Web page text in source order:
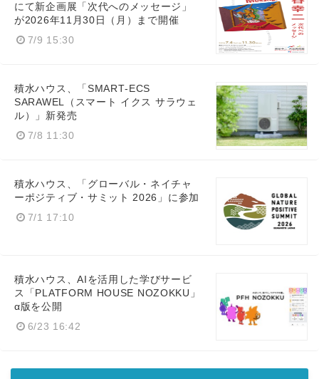
にて新企画展「次代へのメッセージ」
が2026年11月30日（月）まで開催
7/9 15:30
積水ハウス、「SMART‑ECS
SARAWEL（スマート イクス サラウェ
ル）」新発売
7/8 11:30
積水ハウス、「グローバル・ネイチャ
ーポジティブ・サミット 2026」に参加
7/1 17:10
積水ハウス、AIを活用した学びサービ
ス「PLATFORM HOUSE NOZOKKU」
α版を公開
6/23 16:42